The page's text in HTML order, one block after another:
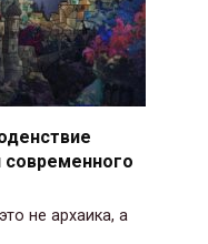
современного
не архаика, а